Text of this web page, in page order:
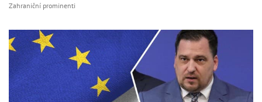
Zahraniční prominenti